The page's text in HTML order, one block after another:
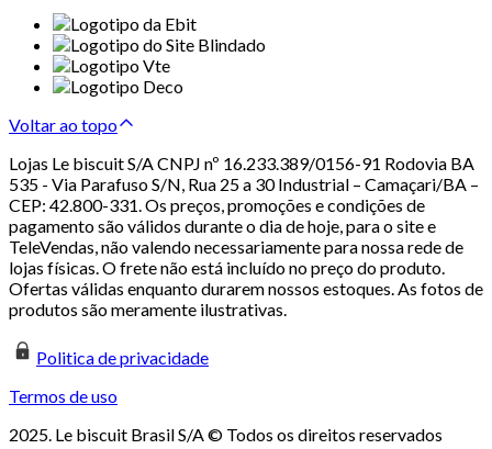
Voltar ao topo
Lojas Le biscuit S/A CNPJ nº 16.233.389/0156-91 Rodovia BA
535 - Via Parafuso S/N, Rua 25 a 30 Industrial – Camaçari/BA –
CEP: 42.800-331. Os preços, promoções e condições de
pagamento são válidos durante o dia de hoje, para o site e
TeleVendas, não valendo necessariamente para nossa rede de
lojas físicas. O frete não está incluído no preço do produto.
Ofertas válidas enquanto durarem nossos estoques. As fotos de
produtos são meramente ilustrativas.
Politica de privacidade
Termos de uso
2025. Le biscuit Brasil S/A © Todos os direitos reservados